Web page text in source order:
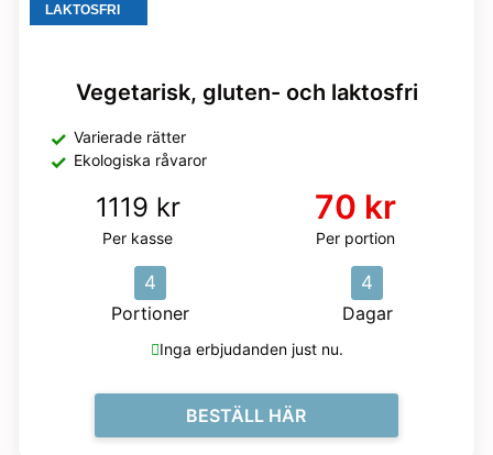
LAKTOSFRI
Vegetarisk, gluten- och laktosfri
Varierade rätter
Ekologiska råvaror
1119 kr
Per kasse
70 kr
Per portion
4
Portioner
4
Dagar
Inga erbjudanden just nu.
BESTÄLL HÄR